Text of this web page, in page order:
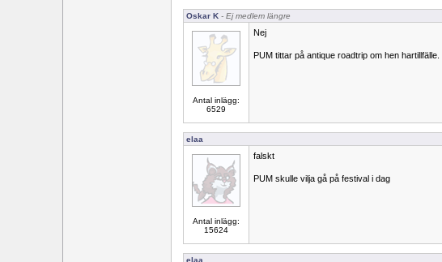
Oskar K - Ej medlem längre
Antal inlägg:
6529
Nej
PUM tittar på antique roadtrip om hen hartillfälle.
elaa
Antal inlägg:
15624
falskt
PUM skulle vilja gå på festival i dag
elaa